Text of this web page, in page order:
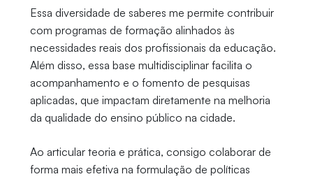
Essa diversidade de saberes me permite contribuir
com programas de formação alinhados às
necessidades reais dos profissionais da educação.
Além disso, essa base multidisciplinar facilita o
acompanhamento e o fomento de pesquisas
aplicadas, que impactam diretamente na melhoria
da qualidade do ensino público na cidade.
Ao articular teoria e prática, consigo colaborar de
forma mais efetiva na formulação de políticas